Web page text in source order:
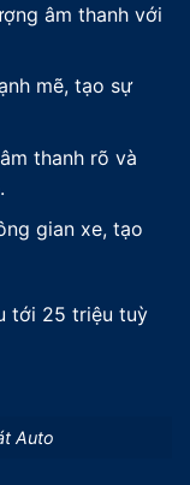
âm thanh với
mẽ, tạo sự
thanh rõ và
gian xe, tạo
tới 25 triệu tuỳ
Auto